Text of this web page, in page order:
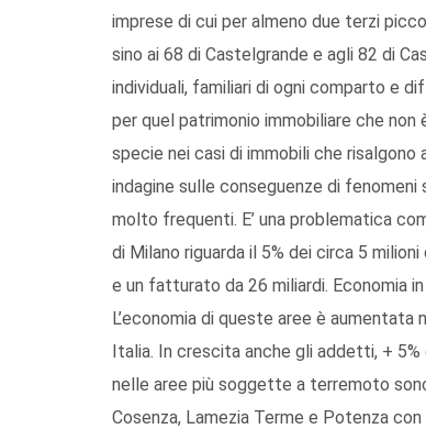
imprese di cui per almeno due terzi
sino ai 68 di Castelgrande e agli 82 di
individuali, familiari di ogni comparto e
per quel patrimonio immobiliare che
specie nei casi di immobili che risalgono
indagine sulle conseguenze di
molto frequenti. E’ una problematica
di Milano riguarda il 5% dei circa 5
e un fatturato da 26 miliardi. Economia
L’economia di queste aree è aumentata
Italia. In crescita anche gli addetti, + 5%
nelle aree più soggette a terremoto
Cosenza, Lamezia Terme e Potenza